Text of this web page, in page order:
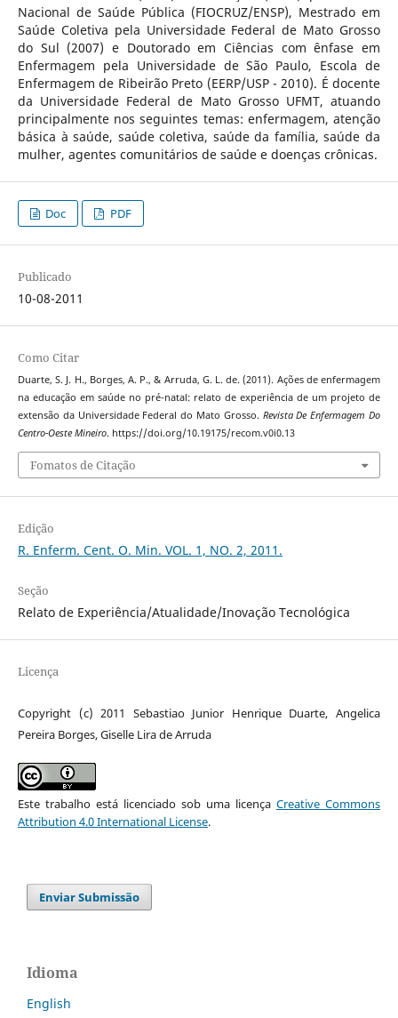
Nacional de Saúde Pública (FIOCRUZ/ENSP), Mestrado em
Saúde Coletiva pela Universidade Federal de Mato Grosso
do Sul (2007) e Doutorado em Ciências com ênfase em
Enfermagem pela Universidade de São Paulo, Escola de
Enfermagem de Ribeirão Preto (EERP/USP - 2010). É docente
da Universidade Federal de Mato Grosso UFMT, atuando
principalmente nos seguintes temas: enfermagem, atenção
básica à saúde, saúde coletiva, saúde da família, saúde da
mulher, agentes comunitários de saúde e doenças crônicas.
Doc PDF
Publicado
10-08-2011
Como Citar
Duarte, S. J. H., Borges, A. P., & Arruda, G. L. de. (2011). Ações de enfermagem
na educação em saúde no pré-natal: relato de experiência de um projeto de
extensão da Universidade Federal do Mato Grosso. Revista De Enfermagem Do
Centro-Oeste Mineiro. https://doi.org/10.19175/recom.v0i0.13
Fomatos de Citação
Edição
R. Enferm. Cent. O. Min. VOL. 1, NO. 2, 2011.
Seção
Relato de Experiência/Atualidade/Inovação Tecnológica
Licença
Copyright (c) 2011 Sebastiao Junior Henrique Duarte, Angelica
Pereira Borges, Giselle Lira de Arruda
Este trabalho está licenciado sob uma licençaCreative Commons
Attribution 4.0 International License.
Enviar Submissão
Idioma
English